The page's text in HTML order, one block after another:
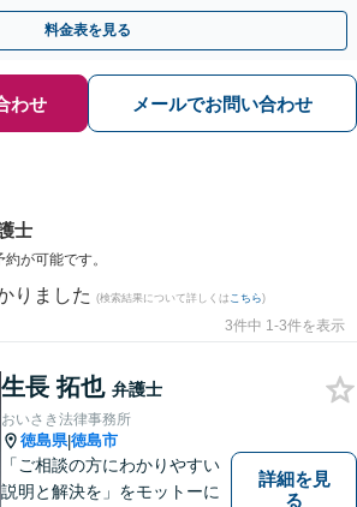
間休日面談可】
料金表を見る
わせ メールでお問い合わせ
士
が可能です。
りました (検索結果について詳しくは こちら)
3件中 1-3件を表示
生長 拓也 弁護士
おいさき法律事務所
徳島県|徳島市
「ご相談の方にわかりやすい
説明と解決を」をモットーに
詳細を見
る